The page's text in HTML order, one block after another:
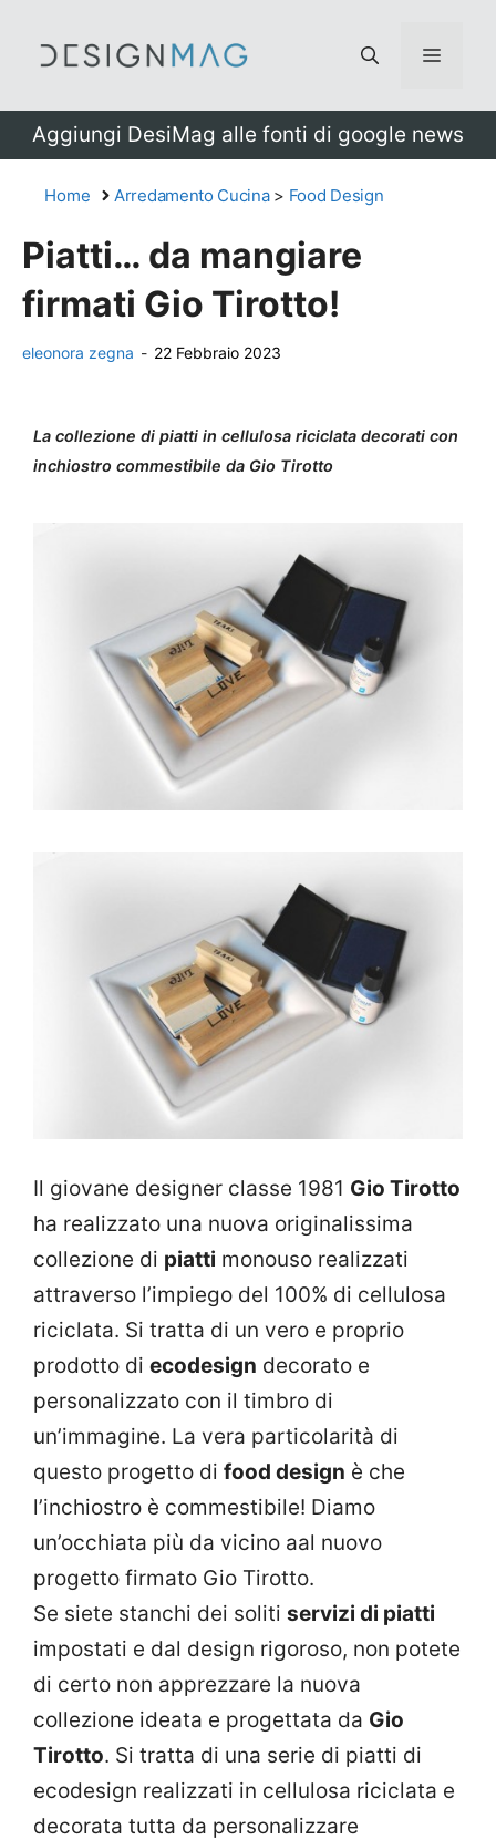
Menu
Aggiungi DesiMag alle fonti di google news
Home Arredamento Cucina> Food Design
Piatti… da mangiare
firmati Gio Tirotto!
eleonora zegna - 22 Febbraio 2023
La collezione di piatti in cellulosa riciclata decorati con
inchiostro commestibile da Gio Tirotto
Il giovane designer classe 1981 Gio Tirotto
ha realizzato una nuova originalissima
collezione di piatti monouso realizzati
attraverso l’impiego del 100% di cellulosa
riciclata. Si tratta di un vero e proprio
prodotto di ecodesign decorato e
personalizzato con il timbro di
un’immagine. La vera particolarità di
questo progetto di food design è che
l’inchiostro è commestibile! Diamo
un’occhiata più da vicino aal nuovo
progetto firmato Gio Tirotto.
Se siete stanchi dei soliti servizi di piatti
impostati e dal design rigoroso, non potete
di certo non apprezzare la nuova
collezione ideata e progettata da Gio
Tirotto. Si tratta di una serie di piatti di
ecodesign realizzati in cellulosa riciclata e
decorata tutta da personalizzare